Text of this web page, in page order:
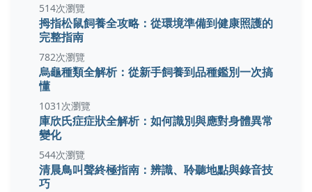
514次瀏覽
拇指松鼠飼養全攻略：從環境準備到健康照護的
完整指南
782次瀏覽
烏龜種類全解析：從新手飼養到品種鑑別一次搞
懂
1031次瀏覽
庫欣氏症症狀全解析：如何識別與應對身體異常
變化
544次瀏覽
清晨鳥叫聲終極指南：辨識、聆聽地點與錄音技
巧